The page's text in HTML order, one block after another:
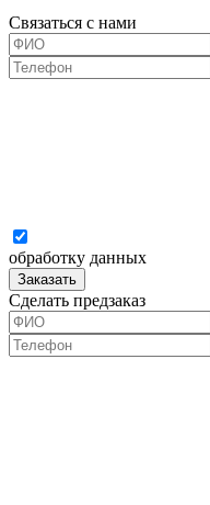
Связаться с нами
обработку данных
Заказать
Сделать предзаказ